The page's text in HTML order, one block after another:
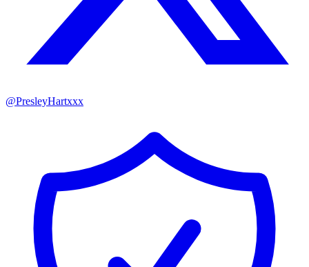
@PresleyHartxxx